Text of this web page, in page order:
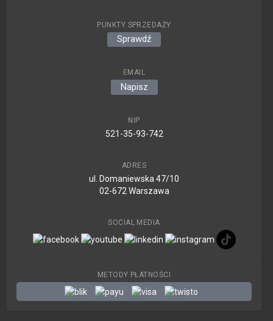
PUNKTY SPRZEDAŻY
Sprawdź
EMAIL
Napisz
NIP
521-35-93-742
ADRES
ul. Domaniewska 47/10
02-672 Warszawa
SOCIAL MEDIA
METODY PŁATNOŚCI